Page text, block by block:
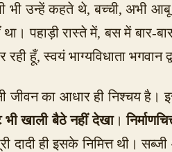
भी उन्हें कहते थे, बच्ची, अभी
पहाड़ी रास्ते में, बस में बार-
हूँ, स्वयं भाग्यविधाता भगवान
जीवन का आधार ही निश्चय है।
भी खाली बैठे नहीं देखा।
दादी ही इसके निमित्त थी।